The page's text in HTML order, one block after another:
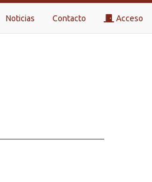
Noticias Contacto Acceso